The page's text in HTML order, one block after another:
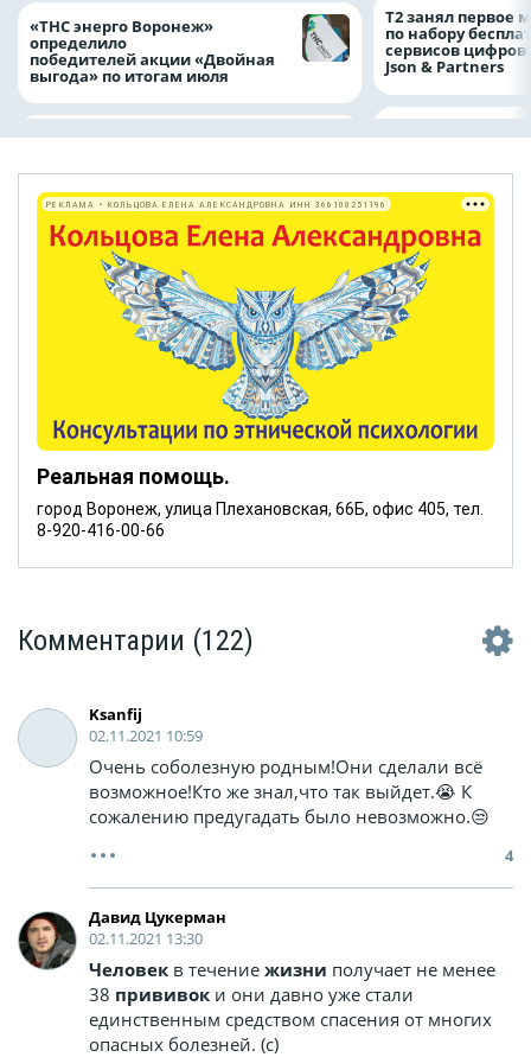
«ТНС энерго Воронеж»
определило
победителей акции «Двойная
выгода» по итогам июля
Т2 занял первое
по набору
сервисов
Json & Partners
Реальная помощь.
город Воронеж, улица Плехановская, 66Б, офис 405, тел.
8-920-416-00-66
РЕКЛАМА • КОЛЬЦОВА ЕЛЕНА АЛЕКСАНДРОВНА ИНН 366100251196
Комментарии (122)
Ksanfij
02.11.2021 10:59
Очень соболезную родным!Они сделали всё
возможное!Кто же знал,что так выйдет.😭 К
сожалению предугадать было невозможно.😒
4
Давид Цукерман
02.11.2021 13:30
Человек в течение жизни получает не менее
38 прививок и они давно уже стали
единственным средством спасения от многих
опасных болезней. (с)